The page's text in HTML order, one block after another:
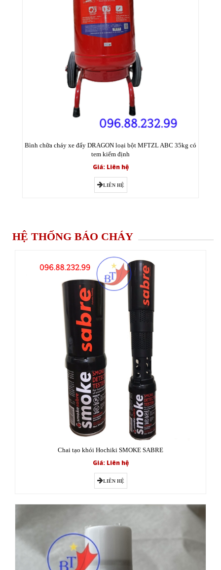
Bình chữa cháy xe đẩy DRAGON loại bột MFTZL ABC 35kg có
tem kiểm định
Giá: Liên hệ
LIÊN HỆ
HỆ THỐNG BÁO CHÁY
Chai tạo khói Hochiki SMOKE SABRE
Giá: Liên hệ
LIÊN HỆ